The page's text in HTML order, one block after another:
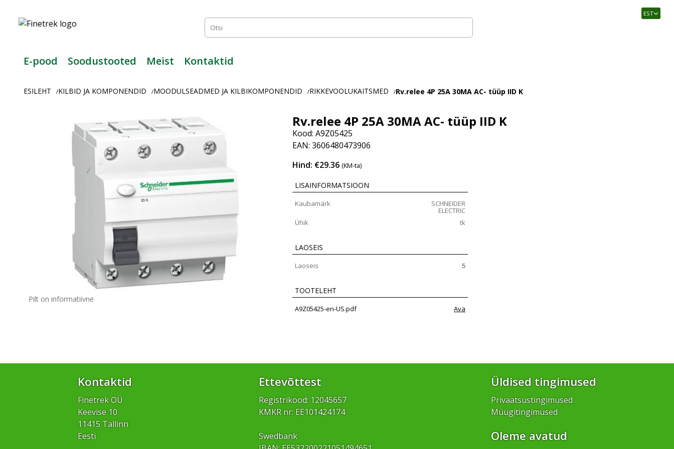
Usaldusväärne
tööstusautomaatika
EST
E-pood Soodustooted Meist Kontaktid
ESILEHT /KILBID JA KOMPONENDID /MOODULSEADMED JA KILBIKOMPONENDID /RIKKEVOOLUKAITSMED /Rv.relee 4P 25A 30MA AC- tüüp IID K
Pilt on informatiivne
Rv.relee 4P 25A 30MA AC- tüüp IID K
Kood: A9Z05425
EAN: 3606480473906
Hind: €29.36(KM-ta)
LISAINFORMATSIOON
Kaubamärk SCHNEIDER
ELECTRIC
Ühik
tk
LAOSEIS
Laoseis 5
TOOTELEHT
A9Z05425-en-US.pdf Ava
Kontaktid
Finetrek OÜ
Keevise 10
11415 Tallinn
Eesti
Ettevõttest
Registrikood: 12045657
KMKR nr: EE101424174
Swedbank
Üldised tingimused
Privaatsustingimused
Müügitingimused
Oleme avatud